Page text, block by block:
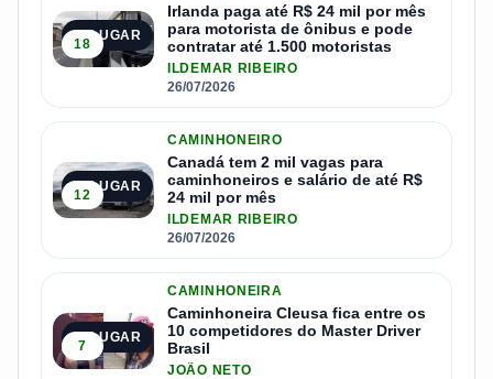
2º LUGAR
18
Irlanda paga até R$ 24 mil por mês
para motorista de ônibus e pode
contratar até 1.500 motoristas
ILDEMAR RIBEIRO
26/07/2026
3º LUGAR
12
CAMINHONEIRO
Canadá tem 2 mil vagas para
caminhoneiros e salário de até R$
24 mil por mês
ILDEMAR RIBEIRO
26/07/2026
4º LUGAR
7
CAMINHONEIRA
Caminhoneira Cleusa fica entre os
10 competidores do Master Driver
Brasil
JOÃO NETO